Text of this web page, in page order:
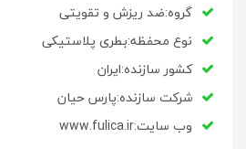
گروه:ضد ریزش و تقویتی
نوع محفظه:بطری پلاستیکی
کشور سازنده:ایران
شرکت سازنده:پارس حیان
وب سایت:www.fulica.ir